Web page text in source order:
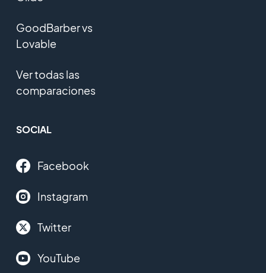
GoodBarber vs
Lovable
Ver todas las
comparaciones
SOCIAL
Facebook
Instagram
Twitter
YouTube